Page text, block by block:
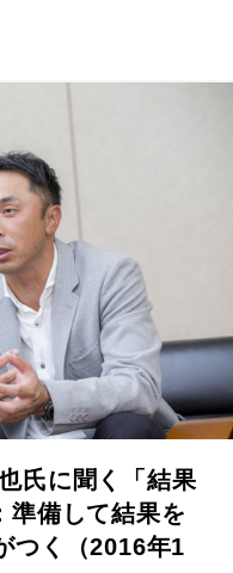
氏に聞く「結果
準備して結果を
つく（2016年1